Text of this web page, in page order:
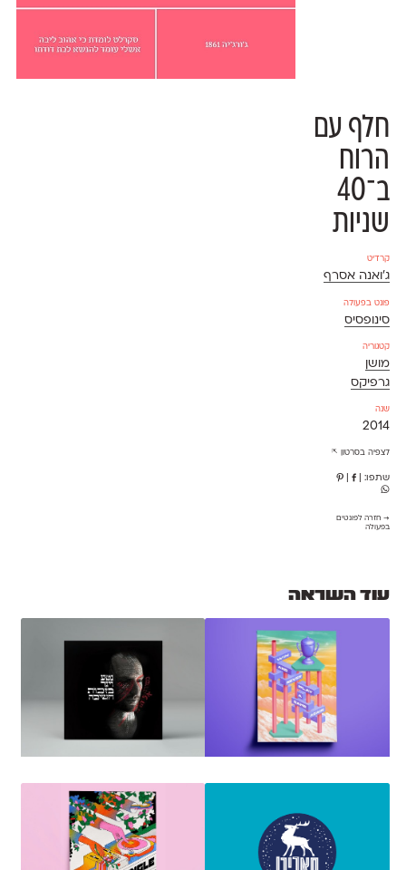
חלף עם
הרוח
ב־40
שניות
קרדיט
ג'ואנה אסרף
פונט בפעולה
סינופסיס
קטגוריה
מושן
גרפיקס
שנה
2014
לצפיה בסרטון ⇱
שתפו: |
→ חזרה לפונטים
בפעולה
עוד השראה